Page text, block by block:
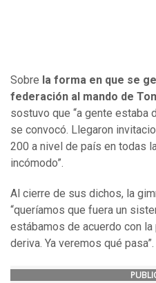
Sobre la forma en que se
federación al mando de
sostuvo que “a gente estaba
se convocó. Llegaron
200 a nivel de país en todas
incómodo”.
Al cierre de sus dichos, la
“queríamos que fuera un
estábamos de acuerdo con
deriva. Ya veremos qué pasa”.